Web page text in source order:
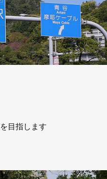
目指します